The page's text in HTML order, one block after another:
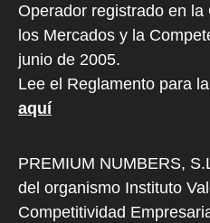
Operador registrado en
los Mercados y la
junio de 2005.
Lee el Reglamento para
aquí
PREMIUM NUMBERS,
del organismo Instituto
Competitividad